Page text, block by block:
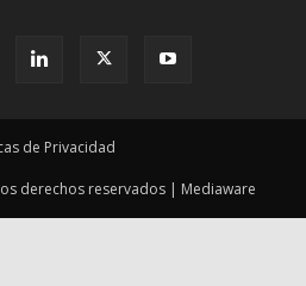
de Privacidad
derechos reservados | Mediaware